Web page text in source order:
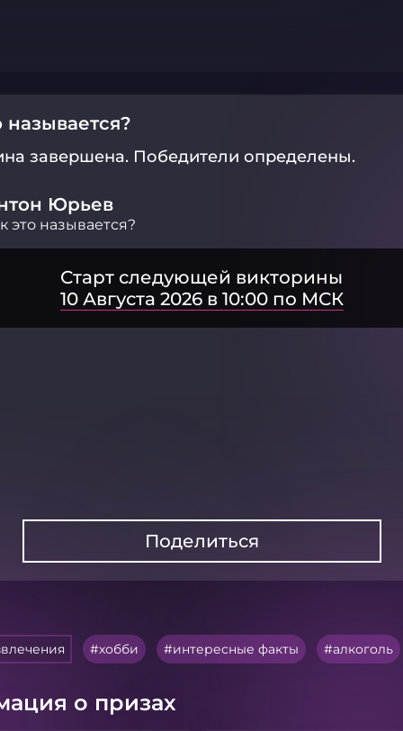
называется?
завершена. Победители определены.
Юрьев
это называется?
Старт следующей викторины
10 Августа 2026 в 10:00 по МСК
Поделиться
хобби интересные факты алкоголь
о призах